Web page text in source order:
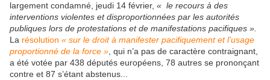
largement condamné, jeudi 14 février, « le recours à des
interventions violentes et disproportionnées par les autorités
publiques lors de protestations et de manifestations pacifiques ».
La résolution « sur le droit à manifester pacifiquement et l’usage
proportionné de la force » qui n’a pas de caractère contraignant,
a été votée par 438 députés européens, 78 autres se prononçant
contre et 87 s’étant abstenus...